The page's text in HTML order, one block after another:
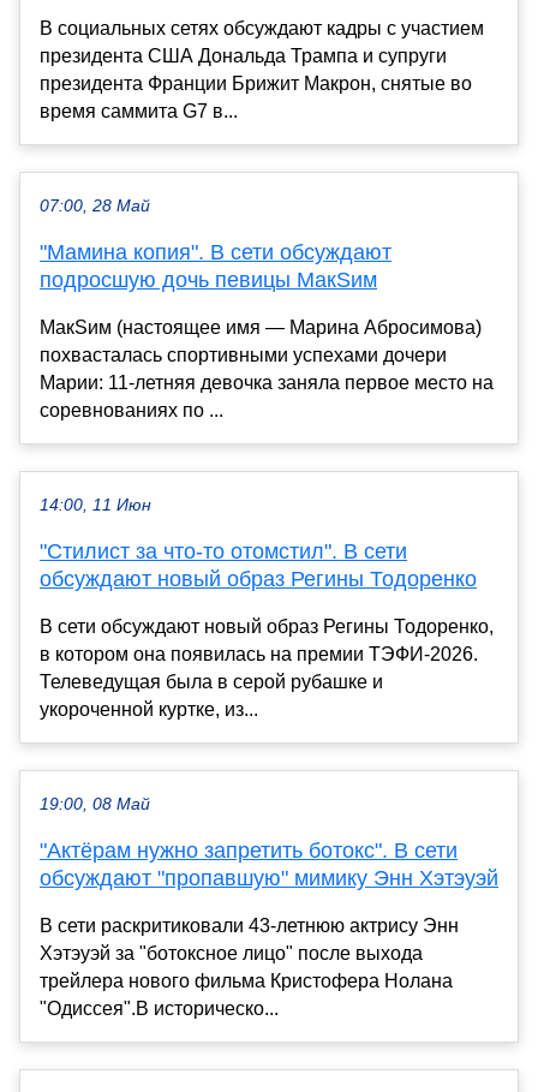
В социальных сетях обсуждают кадры с участием
президента США Дональда Трампа и супруги
президента Франции Брижит Макрон, снятые во
время саммита G7 в...
07:00, 28 Май
"Мамина копия". В сети обсуждают
подросшую дочь певицы МакSим
МакSим (настоящее имя — Марина Абросимова)
похвасталась спортивными успехами дочери
Марии: 11-летняя девочка заняла первое место на
соревнованиях по ...
14:00, 11 Июн
"Стилист за что-то отомстил". В сети
обсуждают новый образ Регины Тодоренко
В сети обсуждают новый образ Регины Тодоренко,
в котором она появилась на премии ТЭФИ-2026.
Телеведущая была в серой рубашке и
укороченной куртке, из...
19:00, 08 Май
"Актёрам нужно запретить ботокс". В сети
обсуждают "пропавшую" мимику Энн Хэтэуэй
В сети раскритиковали 43-летнюю актрису Энн
Хэтэуэй за "ботоксное лицо" после выхода
трейлера нового фильма Кристофера Нолана
"Одиссея".В историческо...